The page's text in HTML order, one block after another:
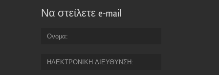
Να στείλετε e-mail
Ονομα
ΗΛΕΚΤΡΟΝΙΚΗ ΔΙΕΥΘΥΝΣΗ